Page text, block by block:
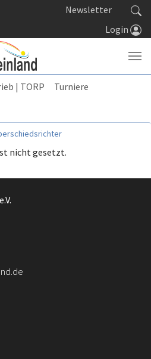
Newsletter
Login
| TORP
Turniere
nicht gesetzt.